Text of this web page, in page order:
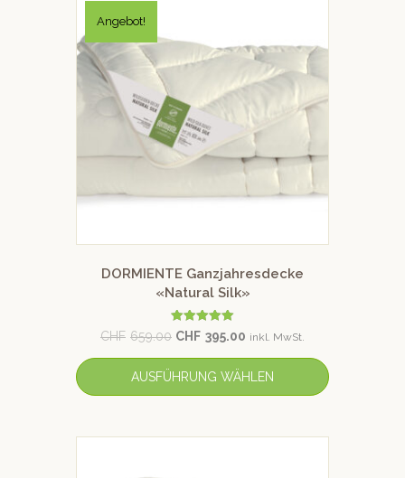
Angebot!
DORMIENTE Ganzjahresdecke
«Natural Silk»
Bewertet mit
5.00
CHF 659.00 CHF 395.00 inkl. MwSt.
AUSFÜHRUNG WÄHLEN